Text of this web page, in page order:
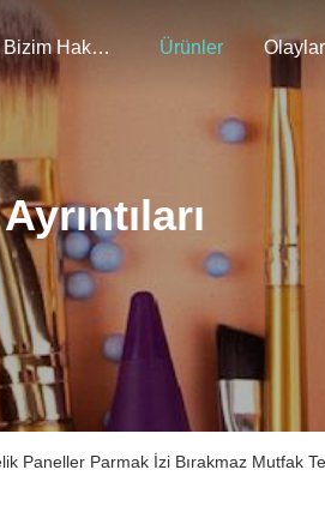
Bizim Hakkımızda Ürünler Olaylar
Paneller Parmak İzi Bırakmaz Mutfak